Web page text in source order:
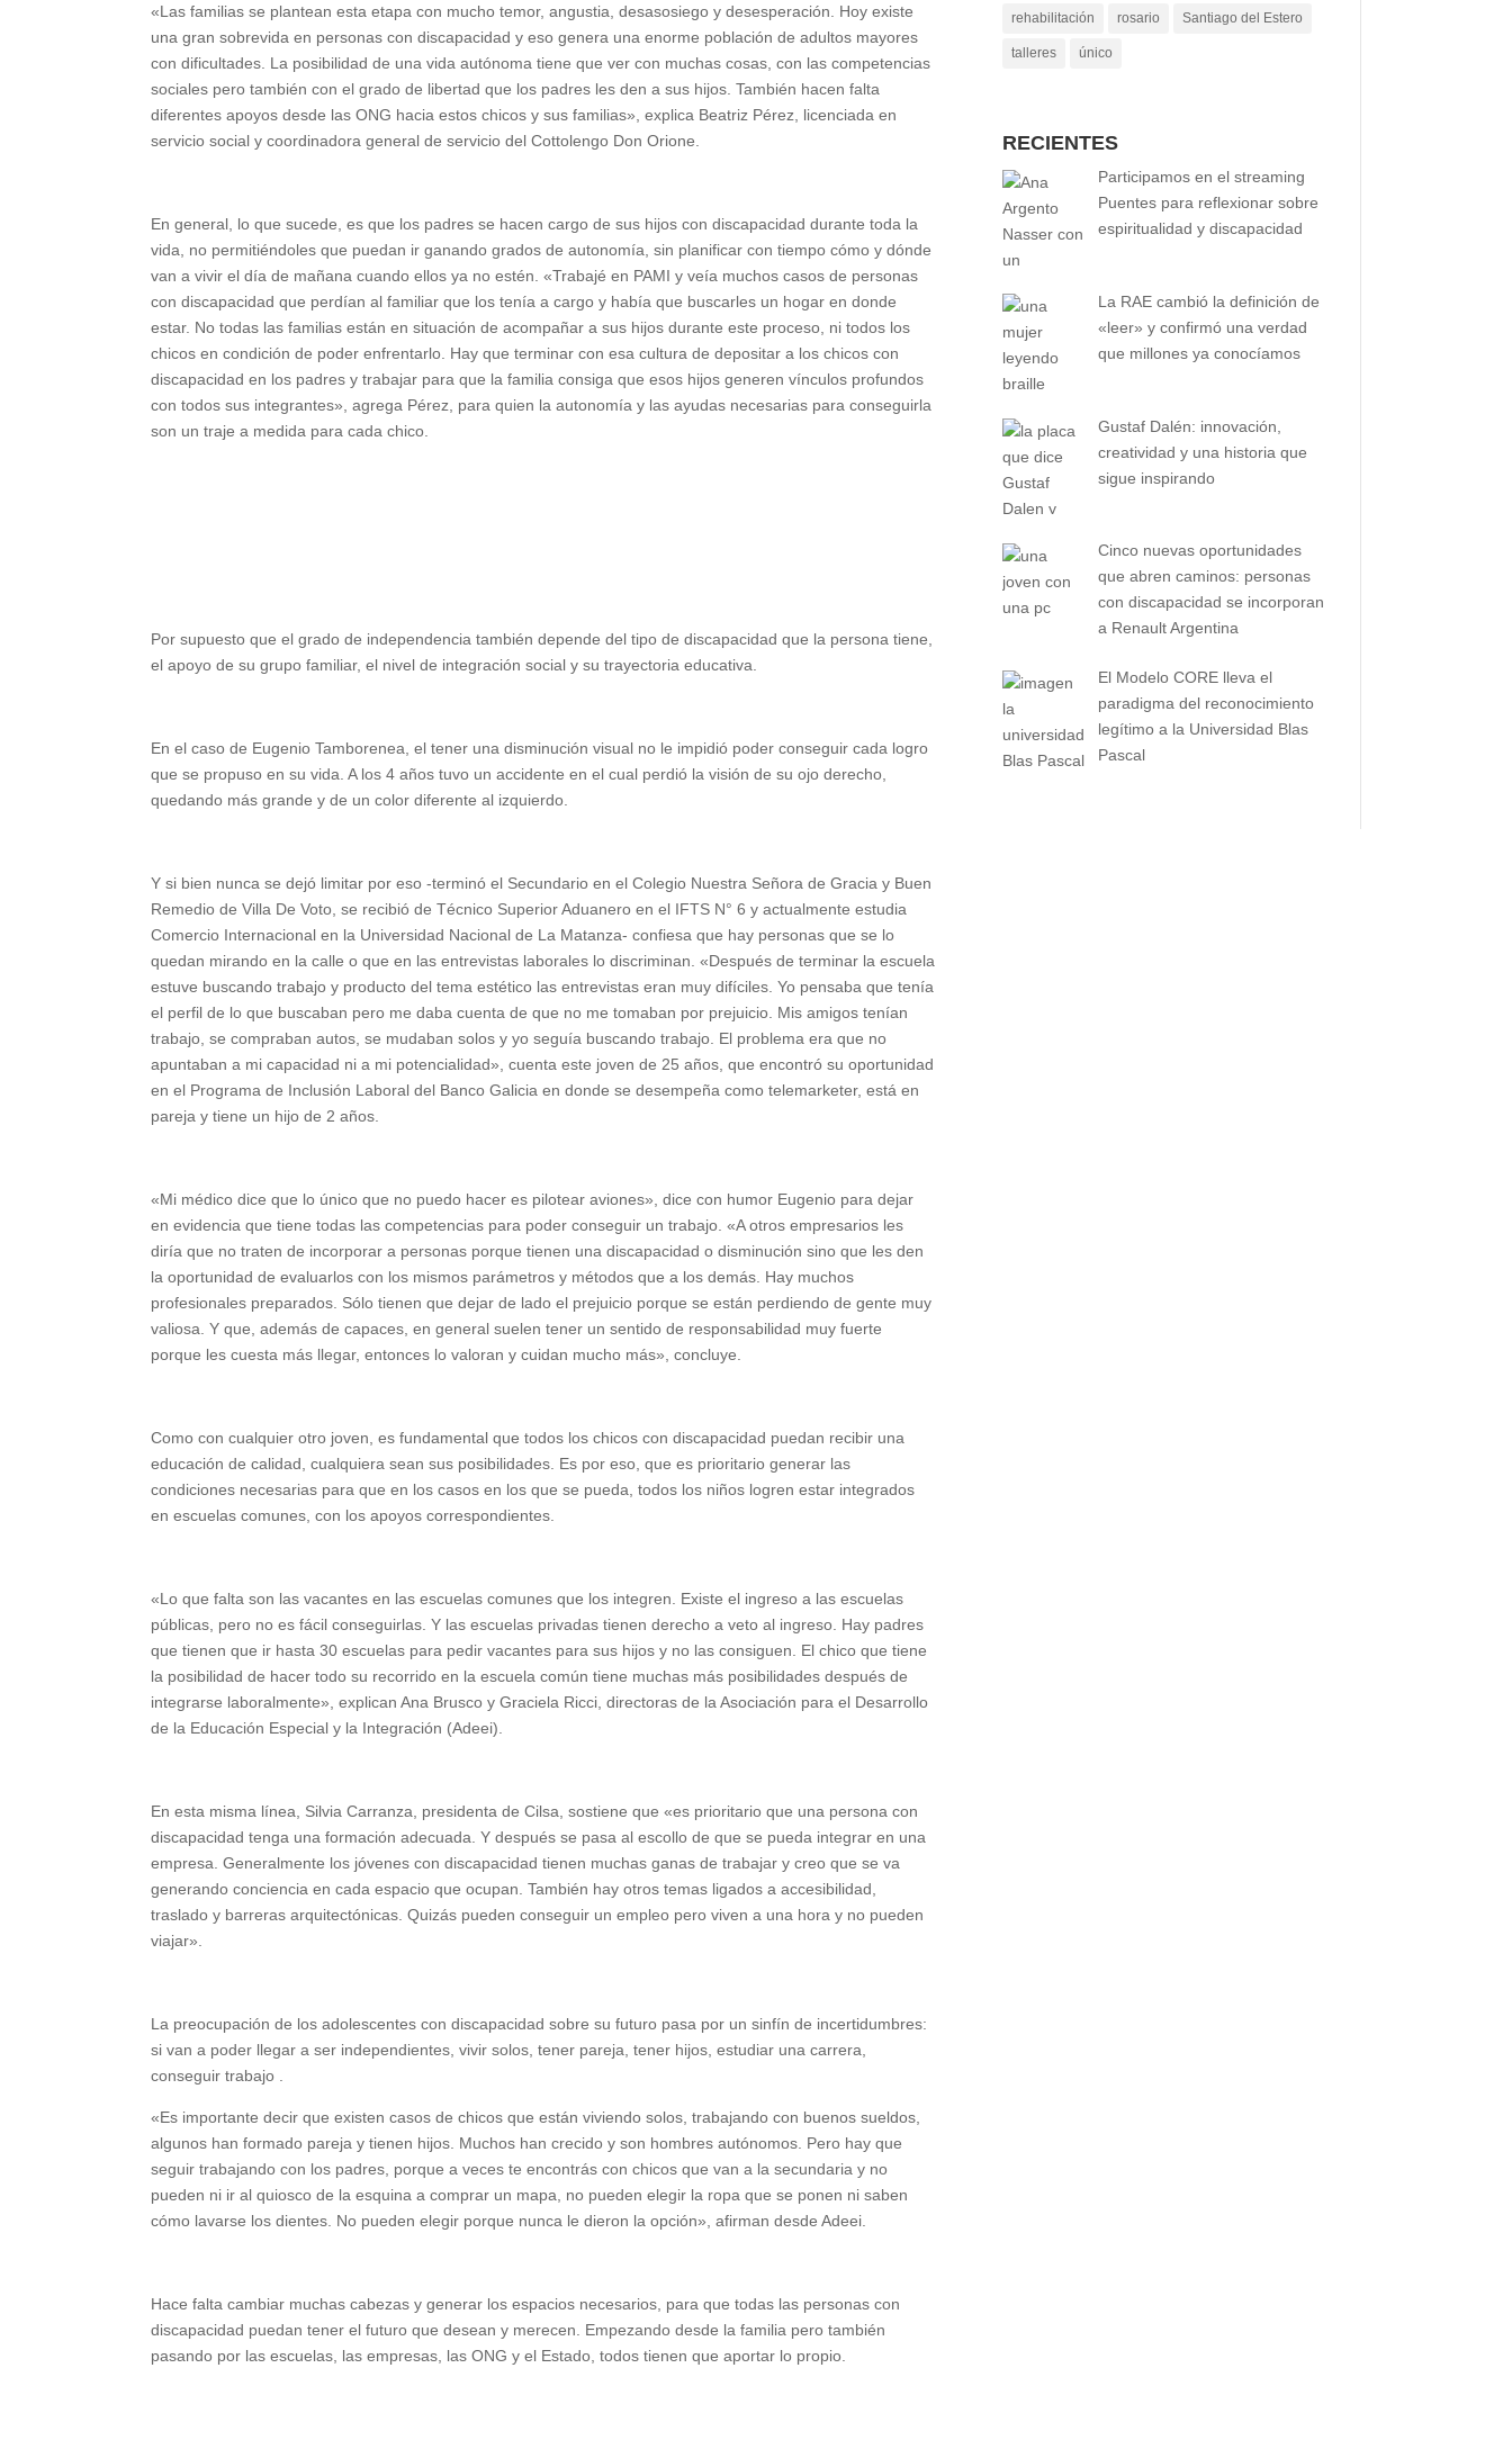
«Las familias se plantean esta etapa con mucho temor, angustia, desasosiego y desesperación. Hoy existe
una gran sobrevida en personas con discapacidad y eso genera una enorme población de adultos mayores
con dificultades. La posibilidad de una vida autónoma tiene que ver con muchas cosas, con las competencias
sociales pero también con el grado de libertad que los padres les den a sus hijos. También hacen falta
diferentes apoyos desde las ONG hacia estos chicos y sus familias», explica Beatriz Pérez, licenciada en
servicio social y coordinadora general de servicio del Cottolengo Don Orione.
En general, lo que sucede, es que los padres se hacen cargo de sus hijos con discapacidad durante toda la
vida, no permitiéndoles que puedan ir ganando grados de autonomía, sin planificar con tiempo cómo y dónde
van a vivir el día de mañana cuando ellos ya no estén. «Trabajé en PAMI y veía muchos casos de personas
con discapacidad que perdían al familiar que los tenía a cargo y había que buscarles un hogar en donde
estar. No todas las familias están en situación de acompañar a sus hijos durante este proceso, ni todos los
chicos en condición de poder enfrentarlo. Hay que terminar con esa cultura de depositar a los chicos con
discapacidad en los padres y trabajar para que la familia consiga que esos hijos generen vínculos profundos
con todos sus integrantes», agrega Pérez, para quien la autonomía y las ayudas necesarias para conseguirla
son un traje a medida para cada chico.
Por supuesto que el grado de independencia también depende del tipo de discapacidad que la persona tiene,
el apoyo de su grupo familiar, el nivel de integración social y su trayectoria educativa.
En el caso de Eugenio Tamborenea, el tener una disminución visual no le impidió poder conseguir cada logro
que se propuso en su vida. A los 4 años tuvo un accidente en el cual perdió la visión de su ojo derecho,
quedando más grande y de un color diferente al izquierdo.
Y si bien nunca se dejó limitar por eso -terminó el Secundario en el Colegio Nuestra Señora de Gracia y Buen
Remedio de Villa De Voto, se recibió de Técnico Superior Aduanero en el IFTS N° 6 y actualmente estudia
Comercio Internacional en la Universidad Nacional de La Matanza- confiesa que hay personas que se lo
quedan mirando en la calle o que en las entrevistas laborales lo discriminan. «Después de terminar la escuela
estuve buscando trabajo y producto del tema estético las entrevistas eran muy difíciles. Yo pensaba que tenía
el perfil de lo que buscaban pero me daba cuenta de que no me tomaban por prejuicio. Mis amigos tenían
trabajo, se compraban autos, se mudaban solos y yo seguía buscando trabajo. El problema era que no
apuntaban a mi capacidad ni a mi potencialidad», cuenta este joven de 25 años, que encontró su oportunidad
en el Programa de Inclusión Laboral del Banco Galicia en donde se desempeña como telemarketer, está en
pareja y tiene un hijo de 2 años.
«Mi médico dice que lo único que no puedo hacer es pilotear aviones», dice con humor Eugenio para dejar
en evidencia que tiene todas las competencias para poder conseguir un trabajo. «A otros empresarios les
diría que no traten de incorporar a personas porque tienen una discapacidad o disminución sino que les den
la oportunidad de evaluarlos con los mismos parámetros y métodos que a los demás. Hay muchos
profesionales preparados. Sólo tienen que dejar de lado el prejuicio porque se están perdiendo de gente muy
valiosa. Y que, además de capaces, en general suelen tener un sentido de responsabilidad muy fuerte
porque les cuesta más llegar, entonces lo valoran y cuidan mucho más», concluye.
Como con cualquier otro joven, es fundamental que todos los chicos con discapacidad puedan recibir una
educación de calidad, cualquiera sean sus posibilidades. Es por eso, que es prioritario generar las
condiciones necesarias para que en los casos en los que se pueda, todos los niños logren estar integrados
en escuelas comunes, con los apoyos correspondientes.
«Lo que falta son las vacantes en las escuelas comunes que los integren. Existe el ingreso a las escuelas
públicas, pero no es fácil conseguirlas. Y las escuelas privadas tienen derecho a veto al ingreso. Hay padres
que tienen que ir hasta 30 escuelas para pedir vacantes para sus hijos y no las consiguen. El chico que tiene
la posibilidad de hacer todo su recorrido en la escuela común tiene muchas más posibilidades después de
integrarse laboralmente», explican Ana Brusco y Graciela Ricci, directoras de la Asociación para el Desarrollo
de la Educación Especial y la Integración (Adeei).
En esta misma línea, Silvia Carranza, presidenta de Cilsa, sostiene que «es prioritario que una persona con
discapacidad tenga una formación adecuada. Y después se pasa al escollo de que se pueda integrar en una
empresa. Generalmente los jóvenes con discapacidad tienen muchas ganas de trabajar y creo que se va
generando conciencia en cada espacio que ocupan. También hay otros temas ligados a accesibilidad,
traslado y barreras arquitectónicas. Quizás pueden conseguir un empleo pero viven a una hora y no pueden
viajar».
La preocupación de los adolescentes con discapacidad sobre su futuro pasa por un sinfín de incertidumbres:
si van a poder llegar a ser independientes, vivir solos, tener pareja, tener hijos, estudiar una carrera,
conseguir trabajo .
«Es importante decir que existen casos de chicos que están viviendo solos, trabajando con buenos sueldos,
algunos han formado pareja y tienen hijos. Muchos han crecido y son hombres autónomos. Pero hay que
seguir trabajando con los padres, porque a veces te encontrás con chicos que van a la secundaria y no
pueden ni ir al quiosco de la esquina a comprar un mapa, no pueden elegir la ropa que se ponen ni saben
cómo lavarse los dientes. No pueden elegir porque nunca le dieron la opción», afirman desde Adeei.
Hace falta cambiar muchas cabezas y generar los espacios necesarios, para que todas las personas con
discapacidad puedan tener el futuro que desean y merecen. Empezando desde la familia pero también
pasando por las escuelas, las empresas, las ONG y el Estado, todos tienen que aportar lo propio.
rehabilitación rosario Santiago del Estero
talleres único
RECIENTES
Participamos en el streaming
Puentes para reflexionar sobre
espiritualidad y discapacidad
La RAE cambió la definición de
«leer» y confirmó una verdad
que millones ya conocíamos
Gustaf Dalén: innovación,
creatividad y una historia que
sigue inspirando
Cinco nuevas oportunidades
que abren caminos: personas
con discapacidad se incorporan
a Renault Argentina
El Modelo CORE lleva el
paradigma del reconocimiento
legítimo a la Universidad Blas
Pascal